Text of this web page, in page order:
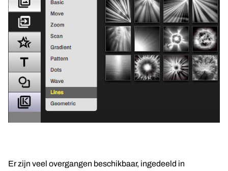
Er zijn veel overgangen beschikbaar, ingedeeld in